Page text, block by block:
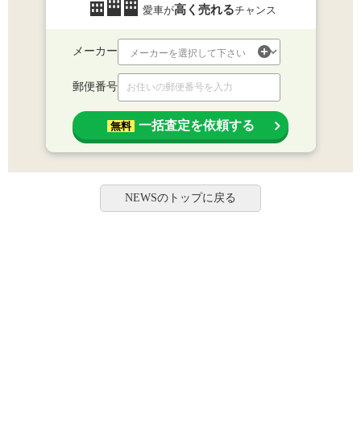
愛車が高く売れるチャンス
メーカー
郵便番号
無料 一括査定を依頼する
NEWSのトップに戻る